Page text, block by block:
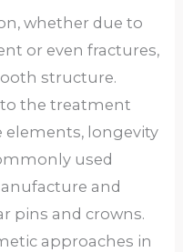
whether due to
or even fractures,
structure.
the treatment
elements, longevity
used
and
pins and crowns.
approaches in